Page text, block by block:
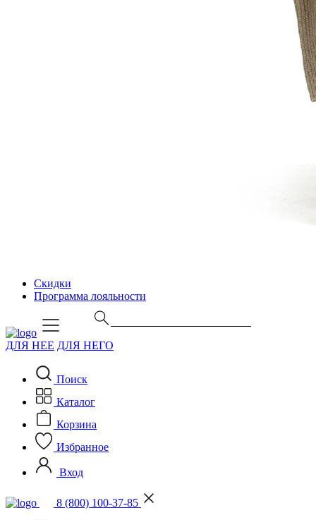
Скидки
Программа лояльности
ДЛЯ НЕЕ ДЛЯ НЕГО
Поиск
Каталог
Корзина
Избранное
Вход
8 (800) 100-37-85